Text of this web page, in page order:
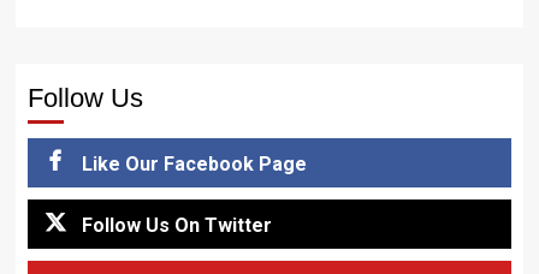
Follow Us
Like Our Facebook Page
Follow Us On Twitter